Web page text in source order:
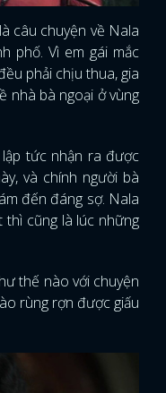
là câu chuyện về Nala
phố. Vì em gái mắc
phải chịu thua, gia
nhà bà ngoại ở vùng
tức nhận ra được
và chính người bà
đến đáng sợ. Nala
thì cũng là lúc những
thế nào với chuyện
rùng rợn được giấu